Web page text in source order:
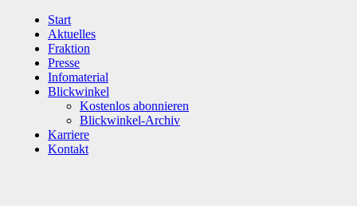
Start
Aktuelles
Fraktion
Presse
Infomaterial
Blickwinkel
Kostenlos abonnieren
Blickwinkel-Archiv
Karriere
Kontakt